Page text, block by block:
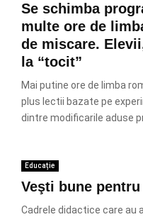
Se schimba
multe ore de
de miscare.
la “tocit”
Mai putine ore de limba
plus lectii bazate pe
dintre modificarile aduse
Educație
Veşti bune
Cadrele didactice care au